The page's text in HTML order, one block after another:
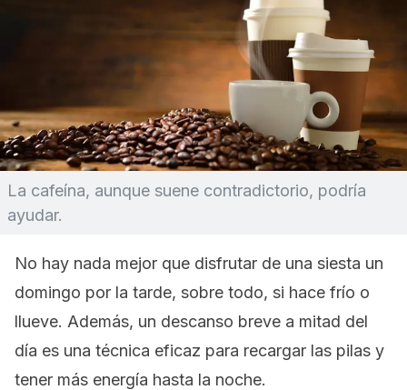
La cafeína, aunque suene contradictorio, podría
ayudar.
No hay nada mejor que disfrutar de una siesta un
domingo por la tarde, sobre todo, si hace frío o
llueve. Además, un descanso breve a mitad del
día es una técnica eficaz para recargar las pilas y
tener más energía hasta la noche.